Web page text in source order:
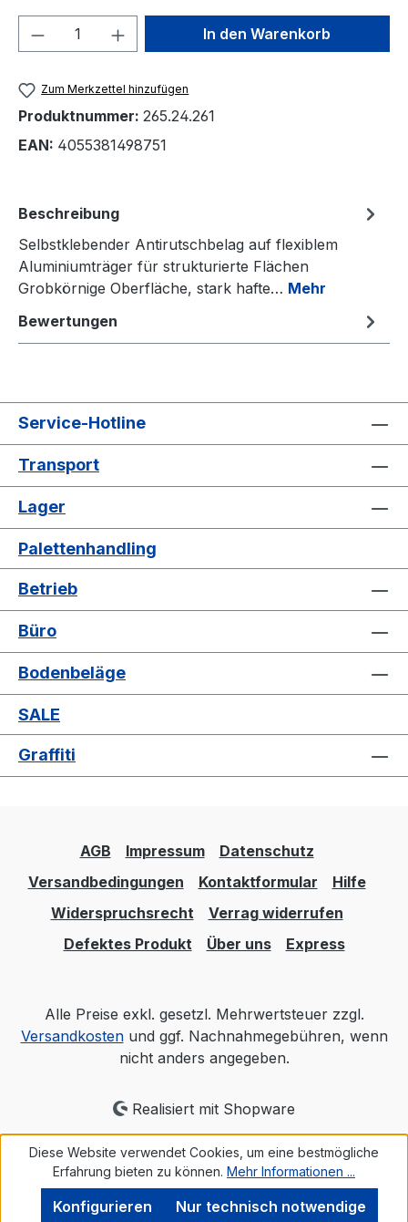
Produkt Anzahl: Gib denIn den Warenkorb
Zum Merkzettel hinzufügen
Produktnummer: 265.24.261
EAN: 4055381498751
Beschreibung
Selbstklebender Antirutschbelag auf flexiblem
Aluminiumträger für strukturierte Flächen
Grobkörnige Oberfläche, stark hafte… Mehr
Bewertungen
Service-Hotline
Transport
Lager
Palettenhandling
Betrieb
Büro
Bodenbeläge
SALE
Graffiti
AGB Impressum
Datenschutz
Versandbedingungen
Kontaktformular
Hilfe
Widerspruchsrecht
Verrag widerrufen
Defektes Produkt
Über uns Express
Alle Preise exkl. gesetzl. Mehrwertsteuer zzgl.
Versandkostenund ggf. Nachnahmegebühren, wenn
nicht anders angegeben.
Realisiert mit Shopware
Diese Website verwendet Cookies, um eine bestmögliche
Erfahrung bieten zu können. Mehr Informationen ...
Nur technisch notwendige
Konfigurieren